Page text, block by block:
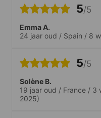
Bahn. Ich fand es
unterschiedlichen
hatte. So konnte man
und wurde auch
Sinne) englisch zu
man das verlernte
5/5
Emma A.
24 jaar oud / Spain / 8
5/5
Solène B.
19 jaar oud / France / 3
2025)